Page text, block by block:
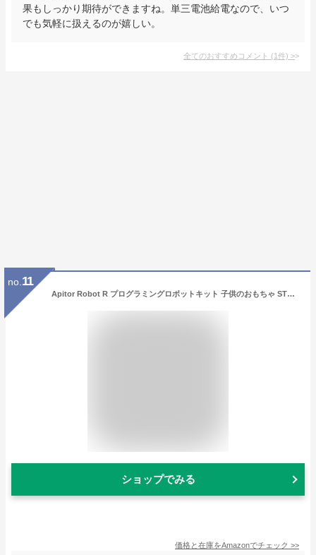
果もしっかり期待ができますね。単三電池給電なので、いつ
でも気軽に扱えるのが嬉しい。
全てのおすすめコメント (1件) >
no. 11
Apitor Robot R プログラミングロボットキット 子供のおもちゃ STEM教育ビルディングブロック 4-in-1リモコン玩具 小学生の初期教育 Scratch JR キッズのラジコン知育玩具 6歳以上 男の子女の子向け 子供の日、クリスマス/誕生日プレゼントに人気 入学祝いにも最適 7/8/9/10/11/12歳向け
ショップでみる
価格と在庫をAmazonでチェック >>